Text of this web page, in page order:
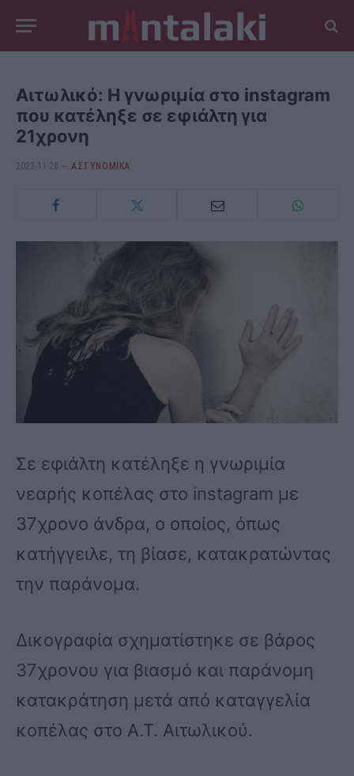
Αιτωλικό: Η γνωριμία στο instagram
που κατέληξε σε εφιάλτη για
21χρονη
2023-11-28 ΑΣΤΥΝΟΜΙΚΑ
Σε εφιάλτη κατέληξε η γνωριμία
νεαρής κοπέλας στο instagram με
37χρονο άνδρα, ο οποίος, όπως
κατήγγειλε, τη βίασε, κατακρατώντας
την παράνομα.
Δικογραφία σχηματίστηκε σε βάρος
37χρονου για βιασμό και παράνομη
κατακράτηση μετά από καταγγελία
κοπέλας στο Α.Τ. Αιτωλικού.